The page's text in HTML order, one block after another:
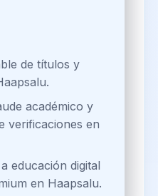
con
laboratorios y
requieren
predictiva.